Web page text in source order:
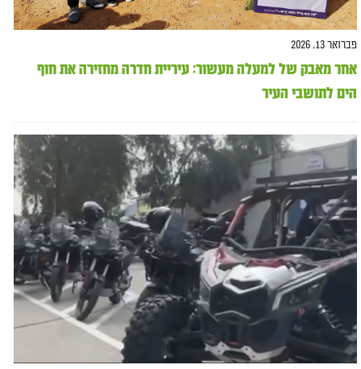
פברואר 13, 2026
אחר מאבק של למעלה מעשור: עיריית חדרה מחזירה את חוף
הים לתושבי העיר